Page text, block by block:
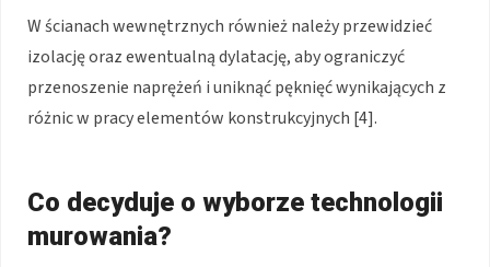
W ścianach wewnętrznych również należy przewidzieć
izolację oraz ewentualną dylatację, aby ograniczyć
przenoszenie naprężeń i uniknąć pęknięć wynikających z
różnic w pracy elementów konstrukcyjnych [4].
Co decyduje o wyborze technologii
murowania?